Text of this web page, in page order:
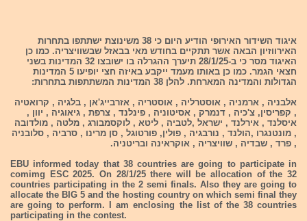
איגוד השידור האירופי הודיע היום כי 38 משינוצת ישתתפו בתחרות
האירווזיון הבאה אשר תתקיים בחודש מאי בבאזל שבשוויצריה. כמו כן
האיגוד מסר כי ב-28/1/25 תיערך ההגרלה בו ישובצו 32 המדינות בשני
חצאי הגמר. כמו כן באותו מעמד ייקבע באיזה חצי יופיעו 5 המדינות
הגדולות והמדינה המארחת. להלן 38 המדינות המשתתפות בתחרות:
אלבניה , ארמניה , אוסטרליה , אוסטריה , אזרבייג'אן , בלגיה , קרואטיה
, קפריסין, צ'כיה , דנמרק , אסיטוניה , פינלנד , צרפת , גיאוגיה , יוון ,
איסלנד , אירלנד , ישראל ,לטביה , ליטא , לוקסמבורג , מלטה , מולדובה
, מונטנגרו ,הולנד , נורבגיה , פולין, פורטוגל , סן מרינו , סרביה , סלובניה
, פרד , שבדיה , שוויצריה , אוקראינה ובריטניה.
EBU informed today that 38 countries are going to participate in
comimg ESC 2025. On 28/1/25 there will be allocation of the 32
countries participating in the 2 semi finals. Also they are going to
allocate the BIG 5 and the hosting country on which semi final they
are going to perform. I am enclosing the list of the 38 countries
participating in the contest.